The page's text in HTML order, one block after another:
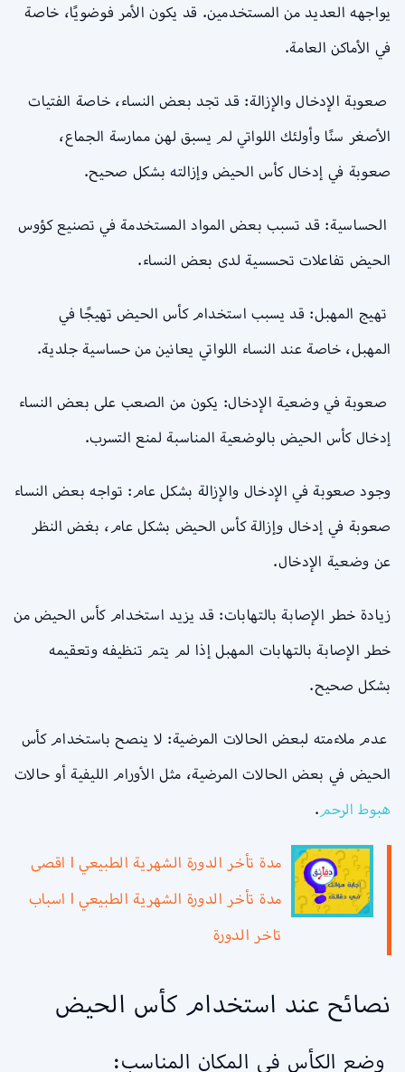
يواجهه العديد من المستخدمين. قد يكون الأمر فوضويًا، خاصة
في الأماكن العامة.
صعوبة الإدخال والإزالة: قد تجد بعض النساء، خاصة الفتيات
الأصغر سنًا وأولئك اللواتي لم يسبق لهن ممارسة الجماع،
صعوبة في إدخال كأس الحيض وإزالته بشكل صحيح.
الحساسية: قد تسبب بعض المواد المستخدمة في تصنيع كؤوس
الحيض تفاعلات تحسسية لدى بعض النساء.
تهيج المهبل: قد يسبب استخدام كأس الحيض تهيجًا في
المهبل، خاصة عند النساء اللواتي يعانين من حساسية جلدية.
صعوبة في وضعية الإدخال: يكون من الصعب على بعض النساء
إدخال كأس الحيض بالوضعية المناسبة لمنع التسرب.
وجود صعوبة في الإدخال والإزالة بشكل عام: تواجه بعض النساء
صعوبة في إدخال وإزالة كأس الحيض بشكل عام، بغض النظر
عن وضعية الإدخال.
زيادة خطر الإصابة بالتهابات: قد يزيد استخدام كأس الحيض من
خطر الإصابة بالتهابات المهبل إذا لم يتم تنظيفه وتعقيمه
بشكل صحيح.
عدم ملاءمته لبعض الحالات المرضية: لا ينصح باستخدام كأس
الحيض في بعض الحالات المرضية، مثل الأورام الليفية أو حالات
هبوط الرحم .
مدة تأخر الدورة الشهرية الطبيعي l اقصى
مدة تأخر الدورة الشهرية الطبيعي l اسباب
تاخر الدورة
نصائح عند استخدام كأس الحيض
وضع الكأس في المكان المناسب: